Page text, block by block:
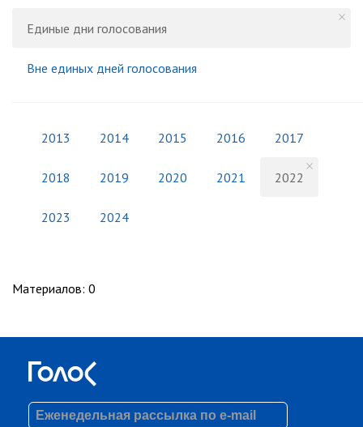
Единые дни голосования
Вне единых дней голосования
2013 2014 2015 2016 2017
2018 2019 2020 2021 2022
2023 2024
Материалов: 0